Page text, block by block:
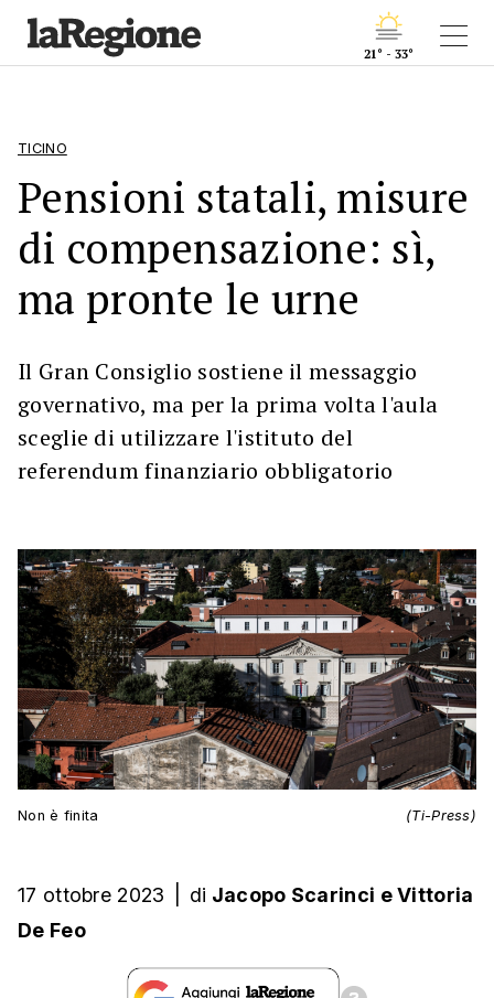
21° - 33°
TICINO
Pensioni statali, misure
di compensazione: sì,
ma pronte le urne
Il Gran Consiglio sostiene il messaggio
governativo, ma per la prima volta l'aula
sceglie di utilizzare l'istituto del
referendum finanziario obbligatorio
Non è finita (Ti-Press)
17 ottobre 2023 di Jacopo Scarinci eVittoria
De Feo